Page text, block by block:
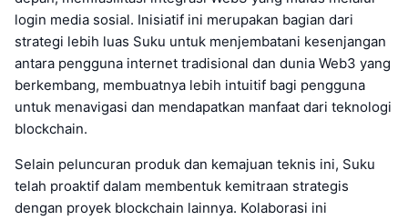
login media sosial. Inisiatif ini merupakan bagian dari
strategi lebih luas Suku untuk menjembatani kesenjangan
antara pengguna internet tradisional dan dunia Web3 yang
berkembang, membuatnya lebih intuitif bagi pengguna
untuk menavigasi dan mendapatkan manfaat dari teknologi
blockchain.
Selain peluncuran produk dan kemajuan teknis ini, Suku
telah proaktif dalam membentuk kemitraan strategis
dengan proyek blockchain lainnya. Kolaborasi ini